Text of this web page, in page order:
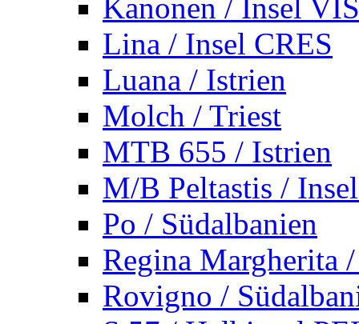
Kanonen / Insel VIS
Lina / Insel CRES
Luana / Istrien
Molch / Triest
MTB 655 / Istrien
M/B Peltastis /
Po / Südalbanien
Regina Margherita
Rovigno /